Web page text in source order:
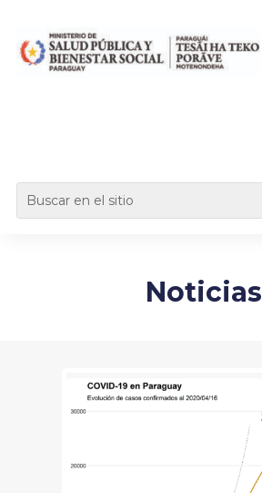
Noticias